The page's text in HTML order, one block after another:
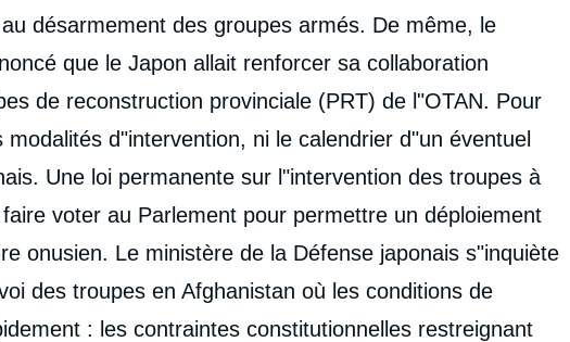
désarmement des groupes armés. De même, le
que le Japon allait renforcer sa collaboration
de reconstruction provinciale (PRT) de l"OTAN. Pour
d"intervention, ni le calendrier d"un éventuel
Une loi permanente sur l"intervention des troupes à
voter au Parlement pour permettre un déploiement
onusien. Le ministère de la Défense japonais s"inquiète
des troupes en Afghanistan où les conditions de
: les contraintes constitutionnelles restreignant